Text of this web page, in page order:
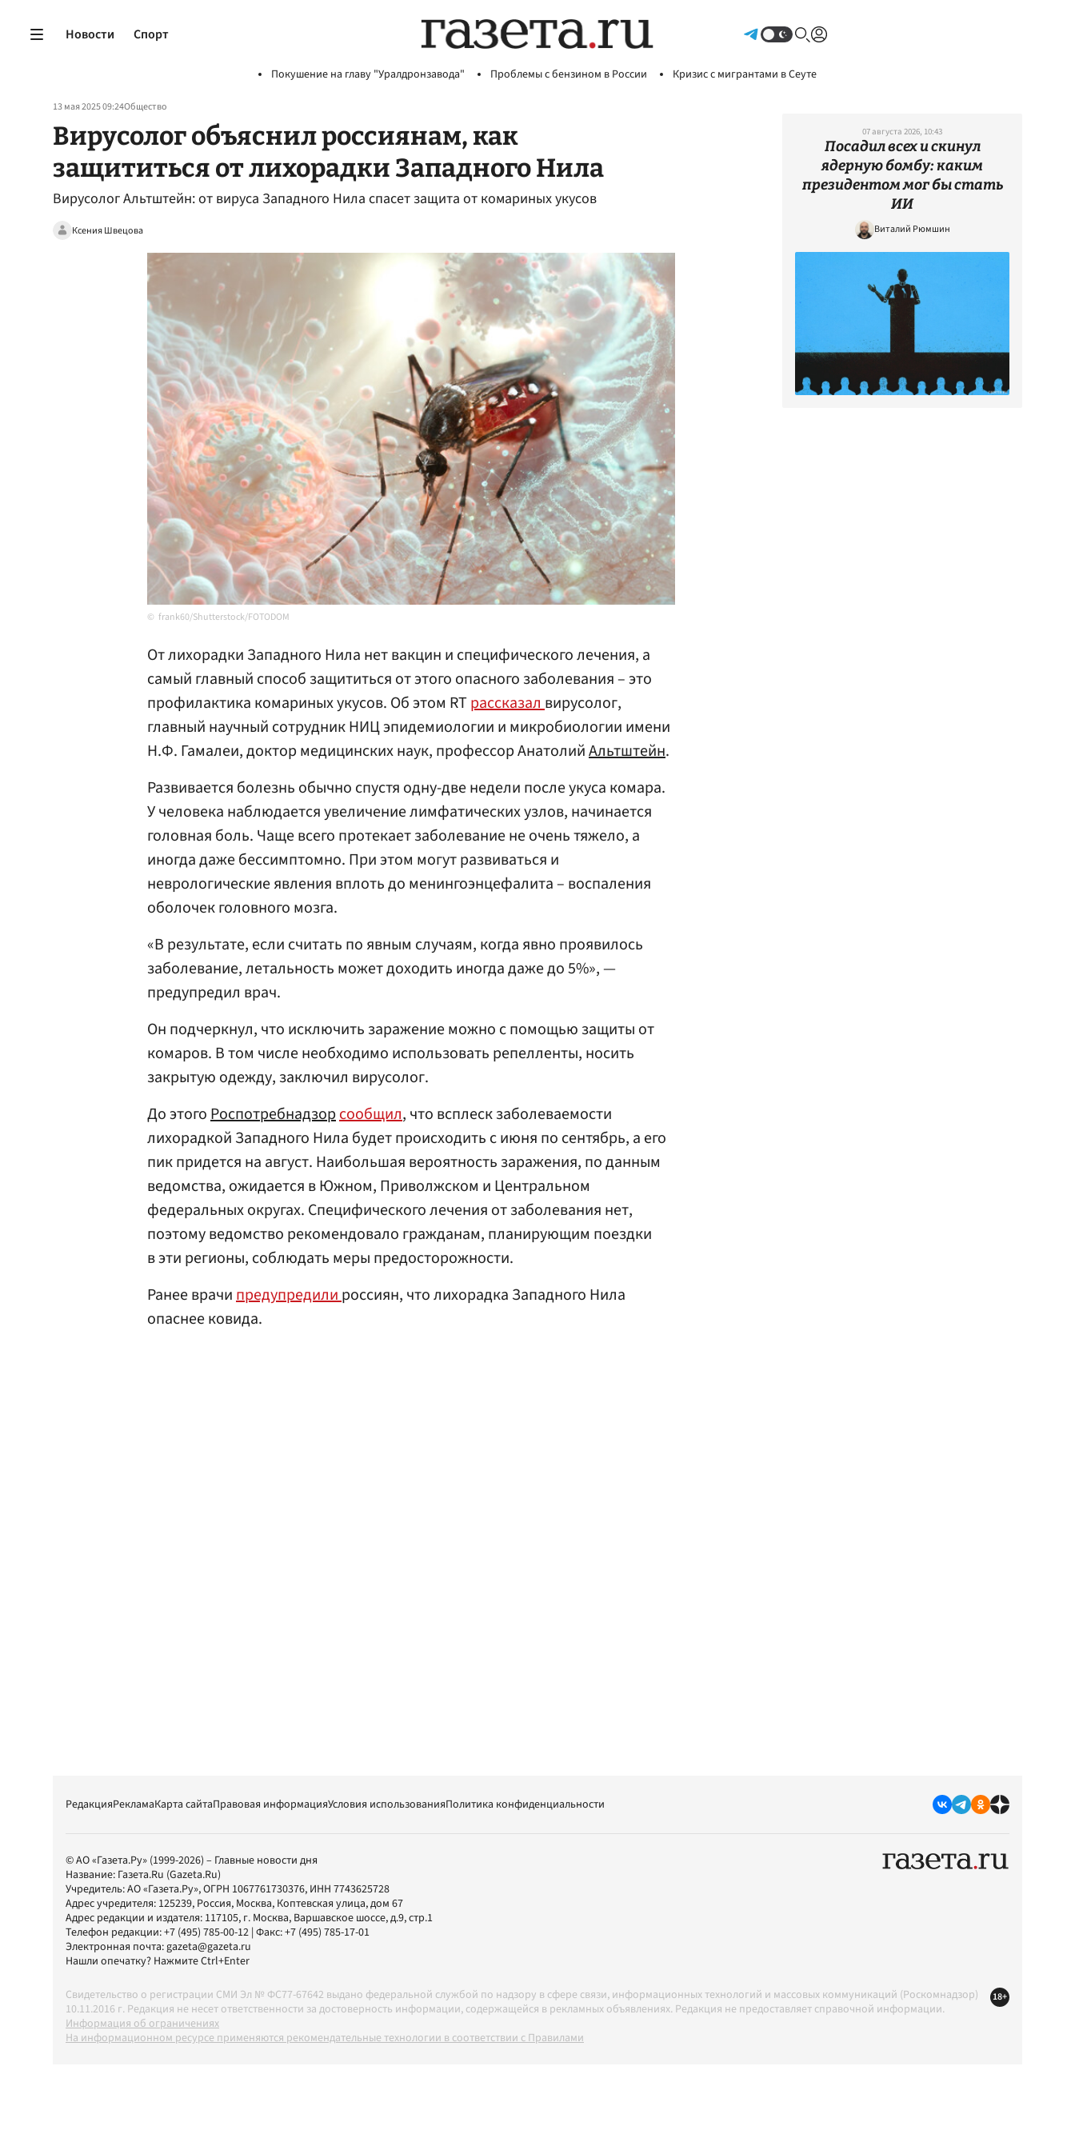
Новости Спорт
Покушение на главу "Уралдронзавода" Проблемы с бензином в России Кризис с мигрантами в Сеуте
13 мая 2025 09:24Общество
Вирусолог объяснил россиянам, как
защититься от лихорадки Западного Нила
Вирусолог Альтштейн: от вируса Западного Нила спасет защита от комариных укусов
Ксения Швецова
frank60/Shutterstock/FOTODOM
От лихорадки Западного Нила нет вакцин и специфического лечения, а
самый главный способ защититься от этого опасного заболевания – это
профилактика комариных укусов. Об этом RTрассказалвирусолог,
главный научный сотрудник НИЦ эпидемиологии и микробиологии имени
Н.Ф. Гамалеи, доктор медицинских наук, профессор АнатолийАльтштейн.
Развивается болезнь обычно спустя одну-две недели после укуса комара.
У человека наблюдается увеличение лимфатических узлов, начинается
головная боль. Чаще всего протекает заболевание не очень тяжело, а
иногда даже бессимптомно. При этом могут развиваться и
неврологические явления вплоть до менингоэнцефалита – воспаления
оболочек головного мозга.
«В результате, если считать по явным случаям, когда явно проявилось
заболевание, летальность может доходить иногда даже до 5%», —
предупредил врач.
Он подчеркнул, что исключить заражение можно с помощью защиты от
комаров. В том числе необходимо использовать репелленты, носить
закрытую одежду, заключил вирусолог.
До этогоРоспотребнадзорсообщил, что всплеск заболеваемости
лихорадкой Западного Нила будет происходить с июня по сентябрь, а его
пик придется на август. Наибольшая вероятность заражения, по данным
ведомства, ожидается в Южном, Приволжском и Центральном
федеральных округах. Специфического лечения от заболевания нет,
поэтому ведомство рекомендовало гражданам, планирующим поездки
в эти регионы, соблюдать меры предосторожности.
Ранее врачипредупредилироссиян, что лихорадка Западного Нила
опаснее ковида.
07 августа 2026, 10:43
Посадил всех и скинул
ядерную бомбу: каким
президентом мог бы стать
ИИ
Виталий Рюмшин
РедакцияРекламаКарта сайтаПравовая информацияУсловия использованияПолитика конфиденциальности
© АО «Газета.Ру» (1999-2026) – Главные новости дня
Название: Газета.Ru (Gazeta.Ru)
Учредитель:АО «Газета.Ру», ОГРН 1067761730376, ИНН 7743625728
Адрес учредителя: 125239, Россия, Москва, Коптевская улица, дом 67
Адрес редакции и издателя: 117105, г. Москва, Варшавское шоссе, д.9, стр.1
Телефон редакции:+7 (495) 785-00-12 | Факс:+7 (495) 785-17-01
Электронная почта:gazeta@gazeta.ru
Нашли опечатку? Нажмите Ctrl+Enter
Свидетельство о регистрации СМИ Эл № ФС77-67642 выдано федеральной службой по надзору в сфере связи, информационных технологий и массовых коммуникаций (Роскомнадзор)
10.11.2016 г. Редакция не несет ответственности за достоверность информации, содержащейся в рекламных объявлениях. Редакция не предоставляет справочной информации.
Информация об ограничениях
На информационном ресурсе применяются рекомендательные технологии в соответствии с Правилами
18+